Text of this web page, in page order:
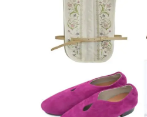
小芝風花
木南晴夏
今田美桜
森七菜